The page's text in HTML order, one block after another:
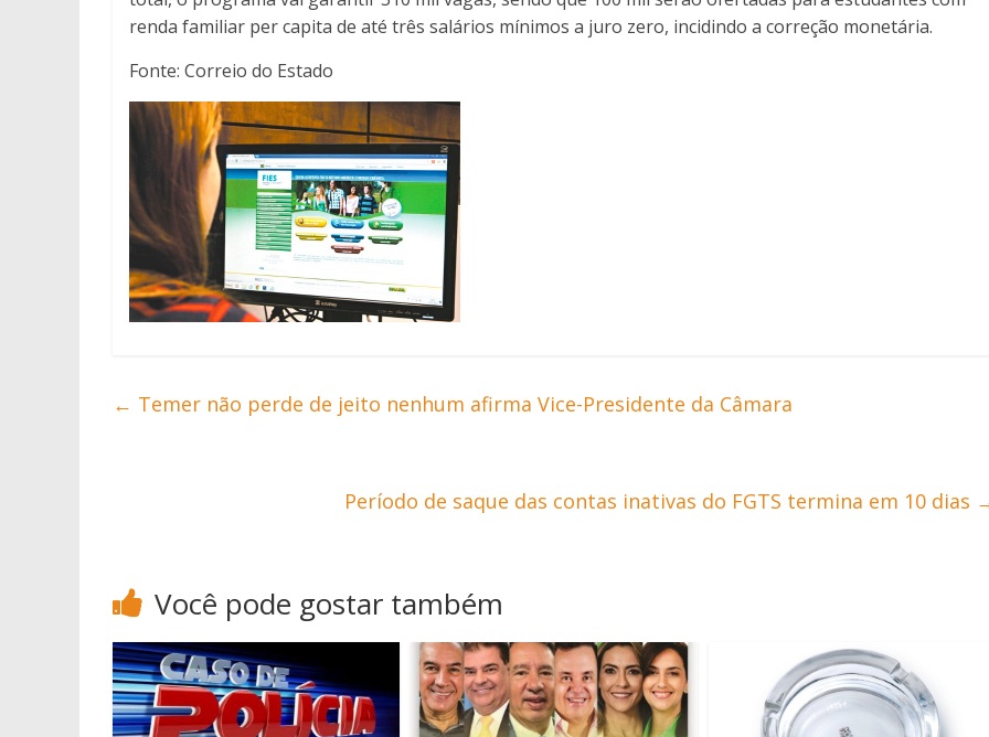
renda familiar per capita de até três salários mínimos a juro zero, incidindo a correção monetária.
Fonte: Correio do Estado
← Temer não perde de jeito nenhum afirma Vice-Presidente da Câmara
Período de saque das contas inativas do FGTS termina em 10 dias
Você pode gostar também